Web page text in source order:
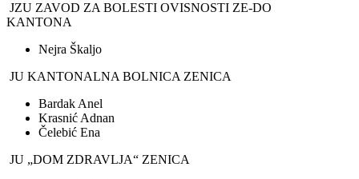
JZU ZAVOD ZA BOLESTI OVISNOSTI ZE-DO
KANTONA
Nejra Škaljo
JU KANTONALNA BOLNICA ZENICA
Bardak Anel
Krasnić Adnan
Čelebić Ena
JU „DOM ZDRAVLJA“ ZENICA